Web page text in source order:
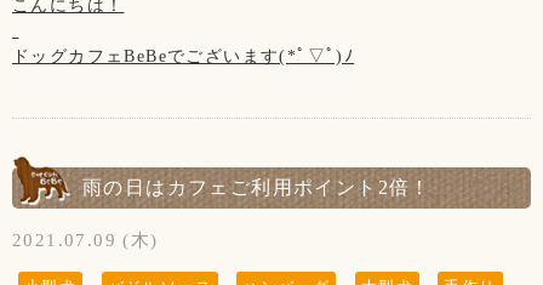
ホームページなどの画面から
sunちゃんを消すという事は出来ません。
大変申し訳ございません。ご了承くださいませ※
『 当店は、看板犬と遊んだり、お散歩をするなどの"ふれあ
い"の営業は行っておりませんので予めご了承下さいませ』
【お願い】
ドッグランはわんちゃんの遊ぶ所です。
こんにちは！
ドッグカフェBeBeでございます(*ﾟ▽ﾟ)ﾉ
【7月の店休日】
1日、8日、15日、29日の木曜日と
20日※22日(スポーツの日)の代休
21日の第3水曜日です。
雨の日はカフェご利用ポイント2倍！
2021.07.09 (木)